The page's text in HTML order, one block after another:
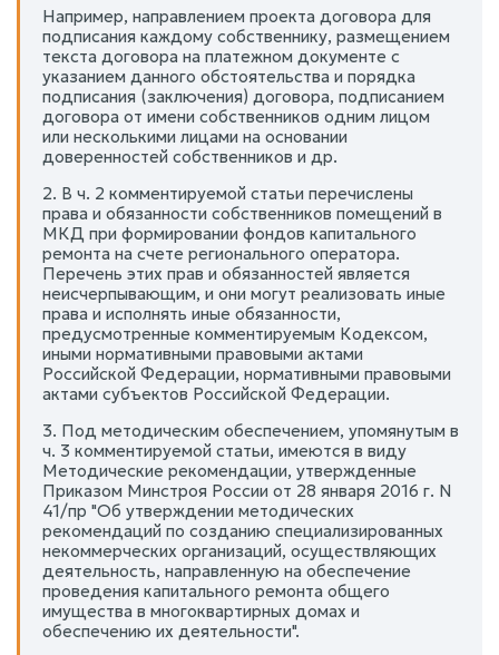
Например, направлением проекта договора для
подписания каждому собственнику, размещением
текста договора на платежном документе с
указанием данного обстоятельства и порядка
подписания (заключения) договора, подписанием
договора от имени собственников одним лицом
или несколькими лицами на основании
доверенностей собственников и др.
2. В ч. 2 комментируемой статьи перечислены
права и обязанности собственников помещений в
МКД при формировании фондов капитального
ремонта на счете регионального оператора.
Перечень этих прав и обязанностей является
неисчерпывающим, и они могут реализовать иные
права и исполнять иные обязанности,
предусмотренные комментируемым Кодексом,
иными нормативными правовыми актами
Российской Федерации, нормативными правовыми
актами субъектов Российской Федерации.
3. Под методическим обеспечением, упомянутым в
ч. 3 комментируемой статьи, имеются в виду
Методические рекомендации, утвержденные
Приказом Минстроя России от 28 января 2016 г. N
41/пр "Об утверждении методических
рекомендаций по созданию специализированных
некоммерческих организаций, осуществляющих
деятельность, направленную на обеспечение
проведения капитального ремонта общего
имущества в многоквартирных домах и
обеспечению их деятельности".